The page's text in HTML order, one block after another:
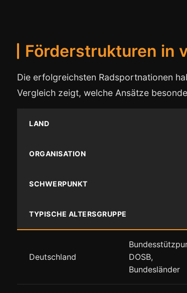
Förderstrukturen in
Die erfolgreichsten Radsportnationen
Vergleich zeigt, welche Ansätze
LAND
ORGANISATION
SCHWERPUNKT
TYPISCHE ALTERSGRUPPE
Deutschland
DOSB,
Bundesländer